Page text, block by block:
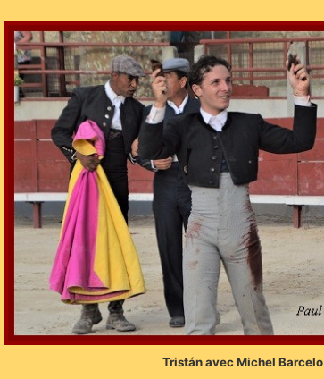
Tristán avec Michel Barcelo